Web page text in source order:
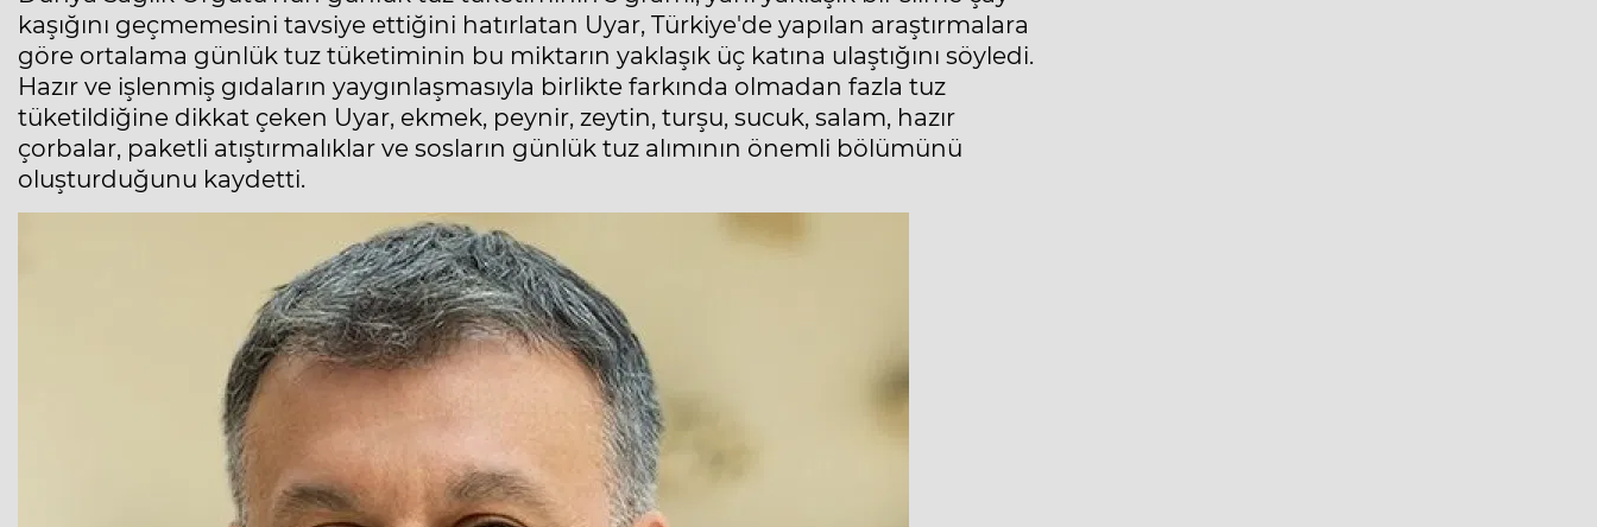
kaşığını geçmemesini tavsiye ettiğini hatırlatan Uyar, Türkiye'de yapılan araştırmalara
göre ortalama günlük tuz tüketiminin bu miktarın yaklaşık üç katına ulaştığını söyledi.
Hazır ve işlenmiş gıdaların yaygınlaşmasıyla birlikte farkında olmadan fazla tuz
tüketildiğine dikkat çeken Uyar, ekmek, peynir, zeytin, turşu, sucuk, salam, hazır
çorbalar, paketli atıştırmalıklar ve sosların günlük tuz alımının önemli bölümünü
oluşturduğunu kaydetti.